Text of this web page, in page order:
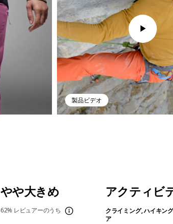
製品ビデオ
やや大きめ
62% レビュアーのうち
アクティビ
クライミング, ハイキン
ア